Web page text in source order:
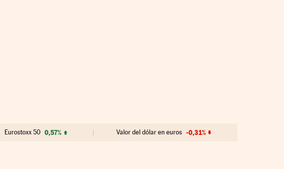
Eurostoxx 50 0,57% Valor del dólar en euros -0,31%